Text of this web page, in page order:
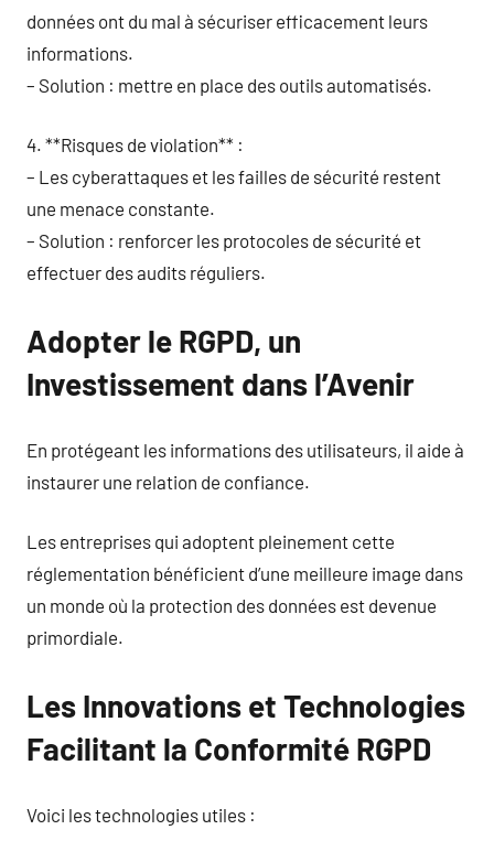
données ont du mal à sécuriser efficacement leurs
informations.
– Solution : mettre en place des outils automatisés.
4. **Risques de violation** :
– Les cyberattaques et les failles de sécurité restent
une menace constante.
– Solution : renforcer les protocoles de sécurité et
effectuer des audits réguliers.
Adopter le RGPD, un
Investissement dans l’Avenir
En protégeant les informations des utilisateurs, il aide à
instaurer une relation de confiance.
Les entreprises qui adoptent pleinement cette
réglementation bénéficient d’une meilleure image dans
un monde où la protection des données est devenue
primordiale.
Les Innovations et Technologies
Facilitant la Conformité RGPD
Voici les technologies utiles :